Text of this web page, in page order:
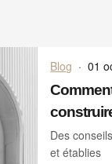
Blog · 01
Des
et établies